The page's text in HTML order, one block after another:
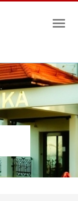
Toggle